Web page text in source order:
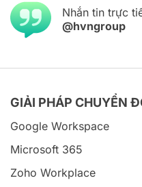
Nhắn tin trực
@hvngroup
GIẢI PHÁP CHUYỂN
Google Workspace
Microsoft 365
Zoho Workplace